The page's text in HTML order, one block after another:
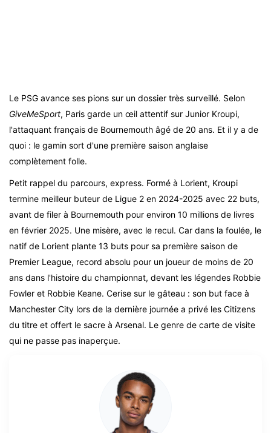
Le PSG avance ses pions sur un dossier très surveillé. Selon
GiveMeSport, Paris garde un œil attentif sur Junior Kroupi,
l'attaquant français de Bournemouth âgé de 20 ans. Et il y a de
quoi : le gamin sort d'une première saison anglaise
complètement folle.
Petit rappel du parcours, express. Formé à Lorient, Kroupi
termine meilleur buteur de Ligue 2 en 2024-2025 avec 22 buts,
avant de filer à Bournemouth pour environ 10 millions de livres
en février 2025. Une misère, avec le recul. Car dans la foulée, le
natif de Lorient plante 13 buts pour sa première saison de
Premier League, record absolu pour un joueur de moins de 20
ans dans l'histoire du championnat, devant les légendes Robbie
Fowler et Robbie Keane. Cerise sur le gâteau : son but face à
Manchester City lors de la dernière journée a privé les Citizens
du titre et offert le sacre à Arsenal. Le genre de carte de visite
qui ne passe pas inaperçue.